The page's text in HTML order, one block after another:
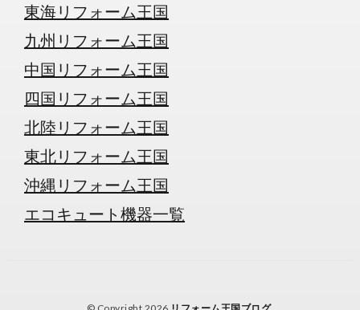
東海リフォーム王国
九州リフォーム王国
中国リフォーム王国
四国リフォーム王国
北陸リフォーム王国
東北リフォーム王国
沖縄リフォーム王国
エコキュート機器一覧